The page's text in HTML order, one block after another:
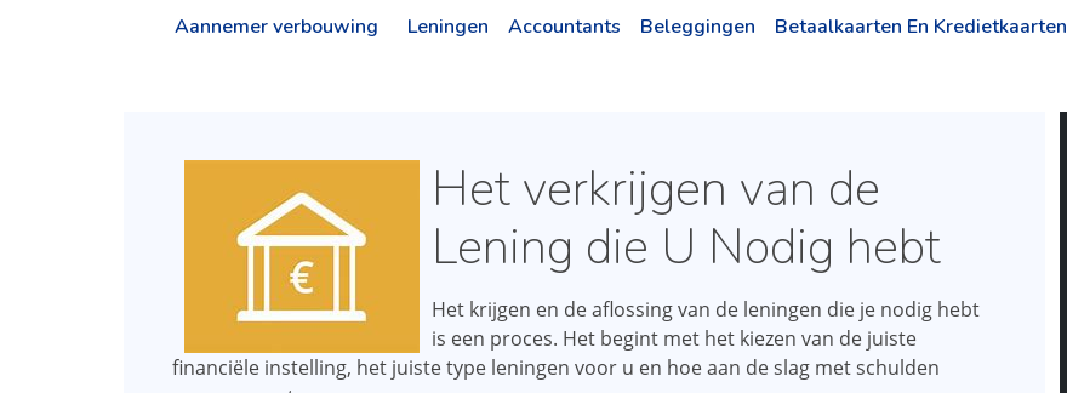
Aannemer verbouwing Leningen Accountants Beleggingen Betaalkaarten En Kredietkaarten
Het verkrijgen van de
Lening die U Nodig hebt
Het krijgen en de aflossing van de leningen die je nodig hebt
is een proces. Het begint met het kiezen van de juiste
financiële instelling, het juiste type leningen voor u en hoe aan de slag met schulden